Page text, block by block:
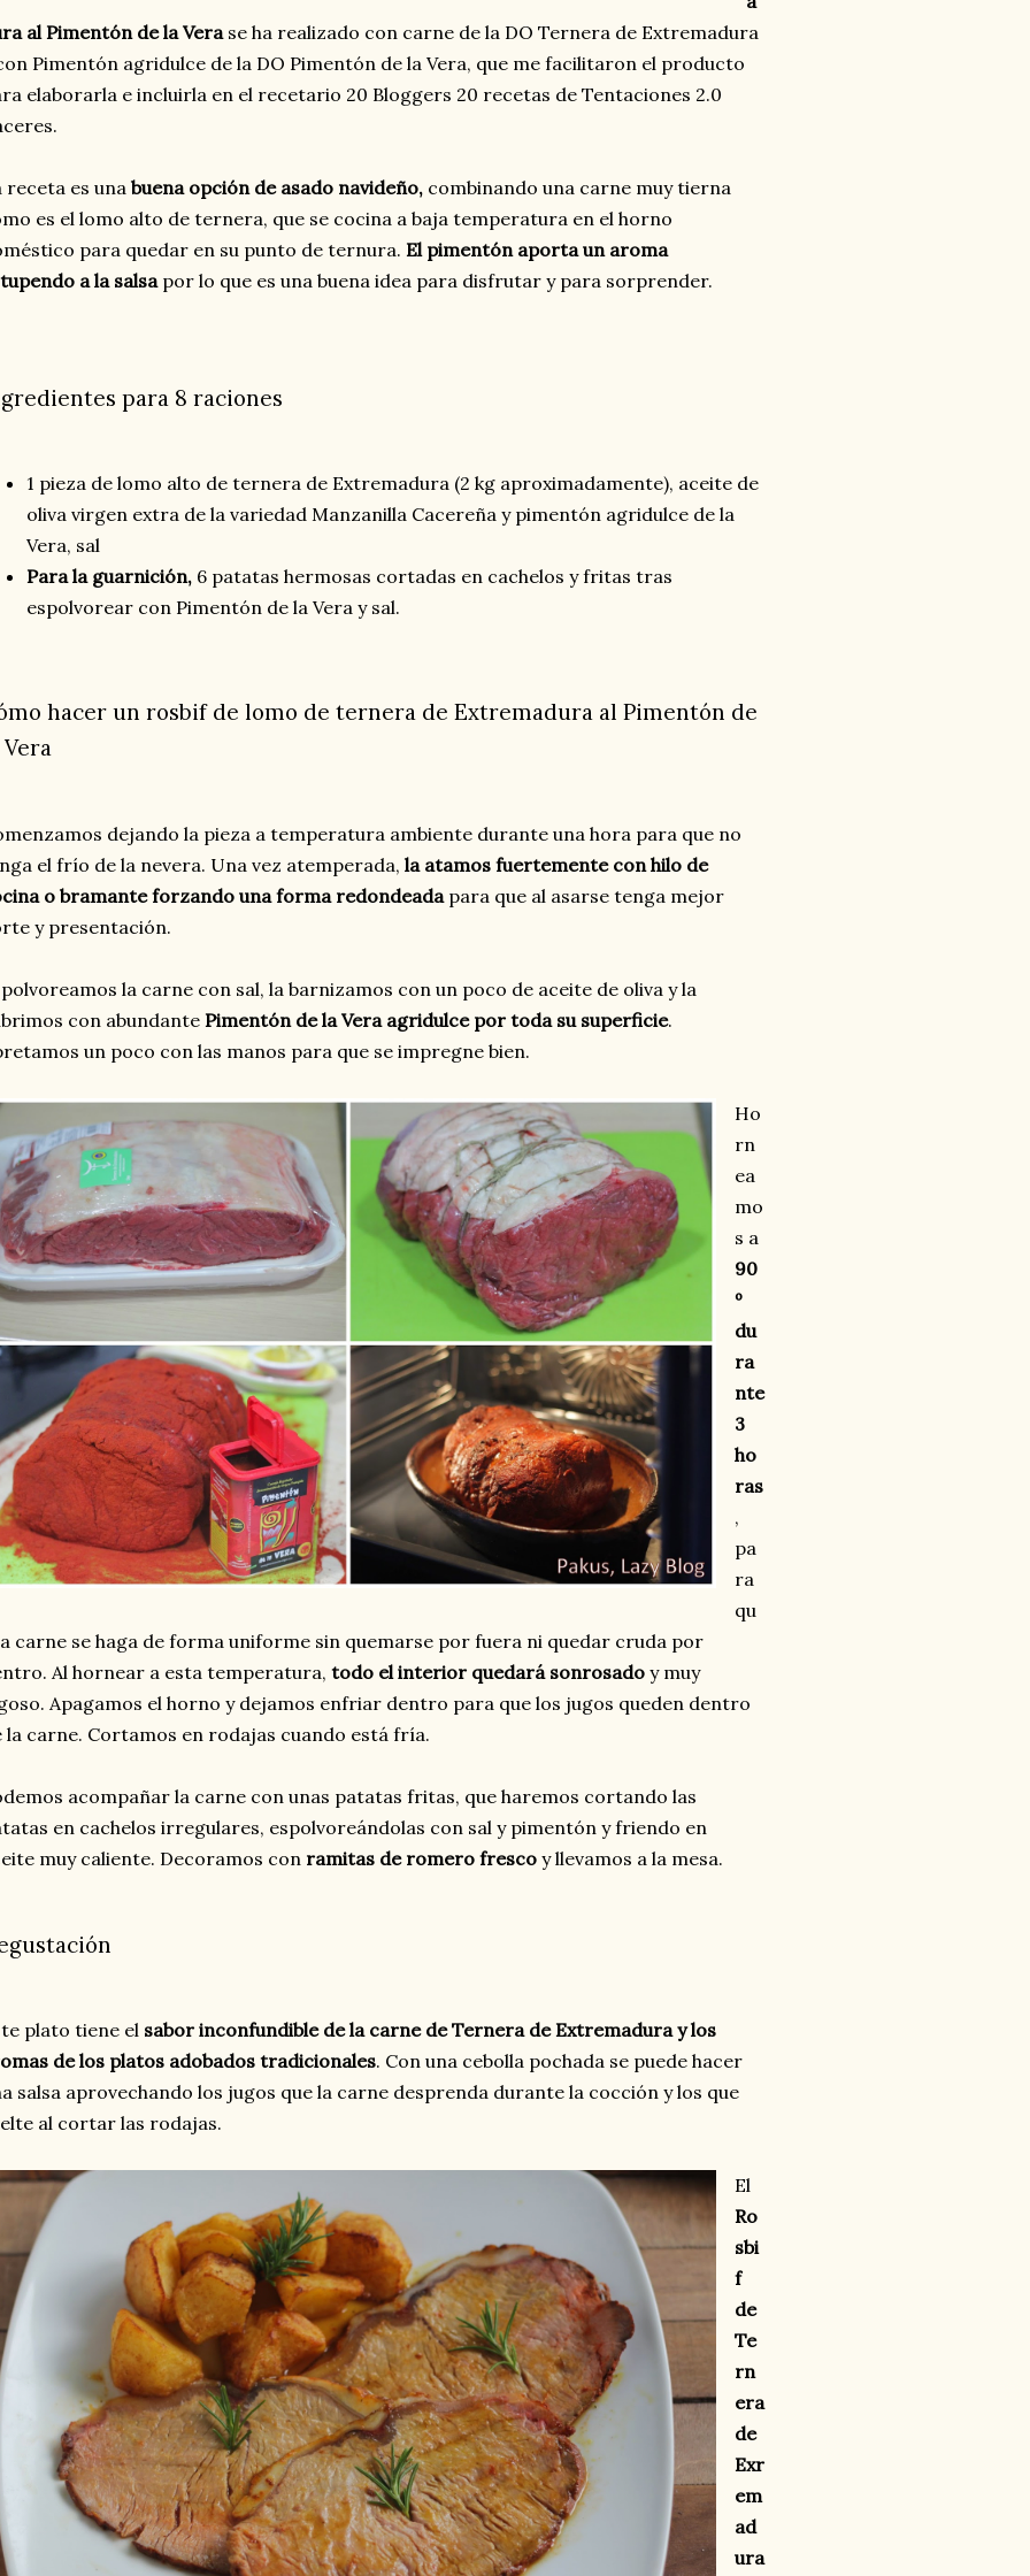
al Pimentón de la Verase ha realizado con carne de la DO Ternera de Extremadura
Pimentón agridulce de la DO Pimentón de la Vera, que me facilitaron el producto
elaborarla e incluirla en el recetario 20 Bloggers 20 recetas de Tentaciones 2.0
receta es unabuena opción de asado navideño, combinando una carne muy tierna
es el lomo alto de ternera, que se cocina a baja temperatura en el horno
para quedar en su punto de ternura. El pimentón aporta un aroma
a la salsapor lo que es una buena idea para disfrutar y para sorprender.
para 8 raciones
1 pieza de lomo alto de ternera de Extremadura (2 kg aproximadamente), aceite de
oliva virgen extra de la variedad Manzanilla Cacereña y pimentón agridulce de la
Vera, sal
Para la guarnición, 6 patatas hermosas cortadas en cachelos y fritas tras
espolvorear con Pimentón de la Vera y sal.
hacer un rosbif de lomo de ternera de Extremadura al Pimentón de
dejando la pieza a temperatura ambiente durante una hora para que no
el frío de la nevera. Una vez atemperada, la atamos fuertemente con hilo de
o bramante forzando una forma redondeadapara que al asarse tenga mejor
y presentación.
la carne con sal, la barnizamos con un poco de aceite de oliva y la
con abundante Pimentón de la Vera agridulce por toda su superficie.
un poco con las manos para que se impregne bien.
Ho
rn
ea
mo
s a
90
º
du
ra
nte
3
ho
ras
,
pa
ra
qu
carne se haga de forma uniforme sin quemarse por fuera ni quedar cruda por
Al hornear a esta temperatura, todo el interior quedará sonrosado y muy
Apagamos el horno y dejamos enfriar dentro para que los jugos queden dentro
la carne. Cortamos en rodajas cuando está fría.
acompañar la carne con unas patatas fritas, que haremos cortando las
en cachelos irregulares, espolvoreándolas con sal y pimentón y friendo en
muy caliente. Decoramos con ramitas de romero fresco y llevamos a la mesa.
plato tiene el sabor inconfundible de la carne de Ternera de Extremadura y los
de los platos adobados tradicionales. Con una cebolla pochada se puede hacer
salsa aprovechando los jugos que la carne desprenda durante la cocción y los que
al cortar las rodajas.
El
Ro
sbi
f
de
Te
rn
era
de
Exr
em
ad
ura